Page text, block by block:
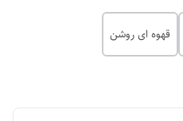
قهوه ای روشن